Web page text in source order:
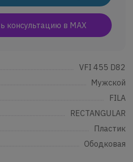
консультацию в MAX
VFI 455 D82
Мужской
FILA
RECTANGULAR
Пластик
Ободковая